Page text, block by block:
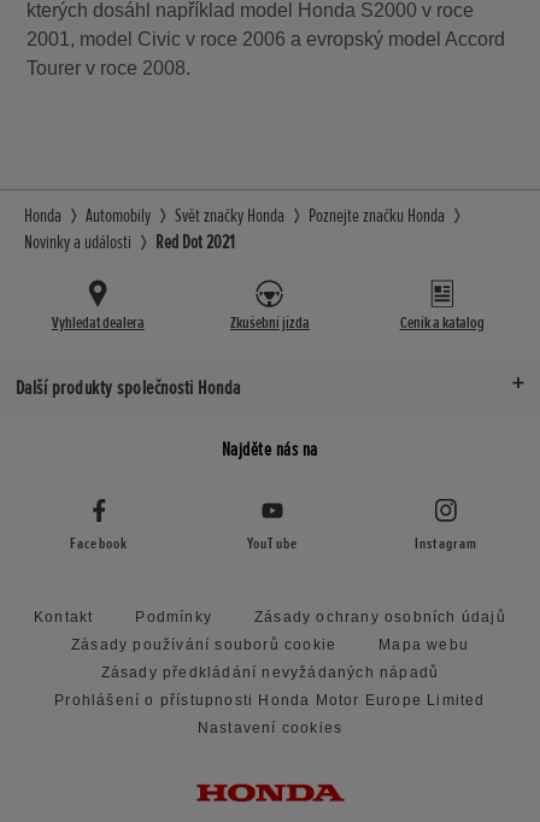
kterých dosáhl například model Honda S2000 v roce
2001, model Civic v roce 2006 a evropský model Accord
Tourer v roce 2008.
Honda Automobily Svět značky Honda
Poznejte značku Honda
Novinky a události
Red Dot 2021
Vyhledat dealera Zkušební jízda Ceník a katalog
Další produkty společnosti Honda
Najděte nás na
Facebook YouTube Instagram
Kontakt Podmínky
Zásady ochrany osobních údajů
Zásady používání souborů cookie
Mapa webu
Zásady předkládání nevyžádaných nápadů
Prohlášení o přístupnosti Honda Motor Europe Limited
Nastavení cookies